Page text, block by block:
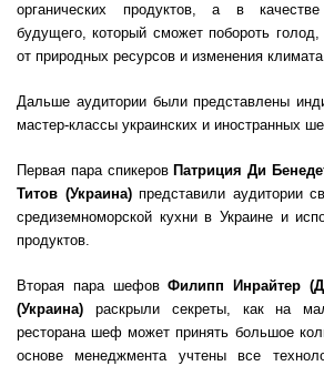
органических продуктов, а в
будущего, который сможет побороть голод,
от природных ресурсов и изменения
Дальше аудитории были представлены
мастер-классы украинских и иностранных
Первая пара спикеров Патриция Ди
Титов (Украина)представили аудитории
средиземноморской кухни в Украине и
продуктов.
Вторая пара шефовФилипп Инрайтер
(Украина) раскрыли секреты, как на
ресторана шеф может принять большое
основе менеджмента учтены все